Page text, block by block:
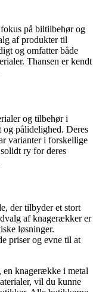
på biltilbehør og
af produkter til
og omfatter både
Thansen er kendt
og tilbehør i
og pålidelighed. Deres
varianter i forskellige
ry for deres
der tilbyder et stort
af knagerækker er
løsninger.
priser og evne til at
en knagerække i metal
vil du kunne